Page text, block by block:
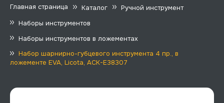
Главная страница Каталог
Ручной инструмент
Наборы инструментов
Наборы инструментов в ложементах
Набор шарнирно-губцевого инструмента 4 пр., в
ложементе EVA, Licota, ACK-E38307